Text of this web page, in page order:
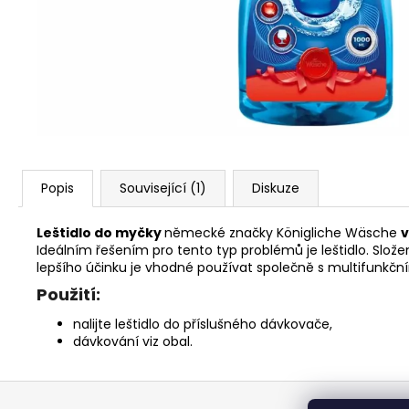
Popis Související (1) Diskuze
Leštidlo do myčkyněmecké značky Königliche Wäsche
Ideálním řešením pro tento typ problémů je leštidlo.
lepšího účinku je vhodné používat společně s
Použití:
nalijte leštidlo do příslušného dávkovače,
dávkování viz obal.
Z